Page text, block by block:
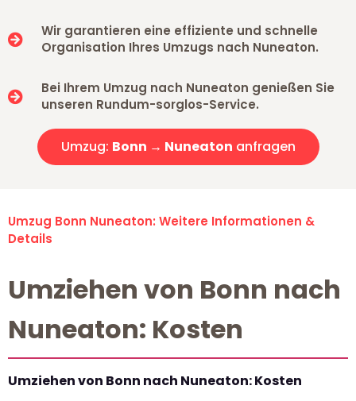
Wir garantieren eine effiziente und schnelle
Organisation Ihres Umzugs nach Nuneaton.
Bei Ihrem Umzug nach Nuneaton genießen Sie
unseren Rundum-sorglos-Service.
Umzug: Bonn → Nuneaton anfragen
Umzug Bonn Nuneaton: Weitere Informationen &
Details
Umziehen von Bonn nach
Nuneaton: Kosten
Umziehen von Bonn nach Nuneaton: Kosten